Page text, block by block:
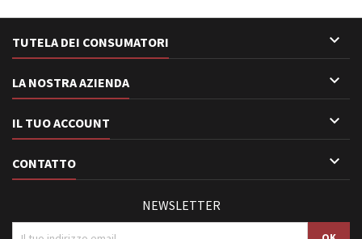
TUTELA DEI CONSUMATORI 
LA NOSTRA AZIENDA 
IL TUO ACCOUNT 
CONTATTO 
NEWSLETTER